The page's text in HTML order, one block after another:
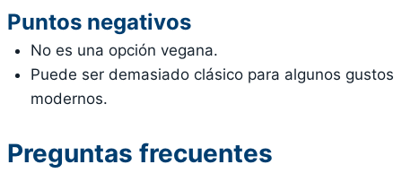
Puntos negativos
No es una opción vegana.
Puede ser demasiado clásico para algunos gustos
modernos.
Preguntas frecuentes